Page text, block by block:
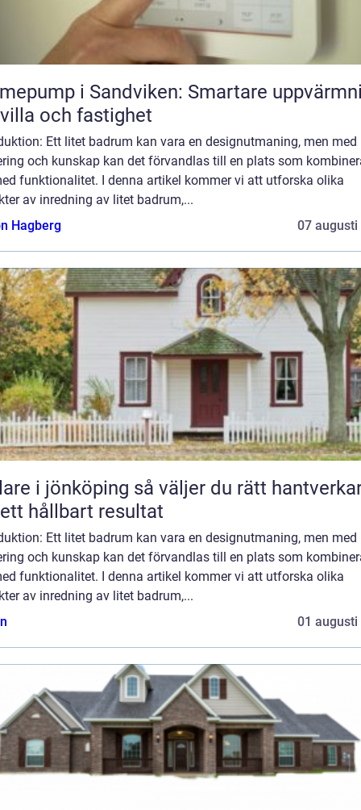
i Sandviken: Smartare
och fastighet
Ett litet badrum kan vara en designutmaning, men med
och kunskap kan det förvandlas till en plats som
funktionalitet. I denna artikel kommer vi att utforska olika
av inredning av litet badrum,...
Hagberg
07 augusti
så väljer du rätt hantverkare
hållbart resultat
Ett litet badrum kan vara en designutmaning, men med
och kunskap kan det förvandlas till en plats som
funktionalitet. I denna artikel kommer vi att utforska olika
av inredning av litet badrum,...
01 augusti